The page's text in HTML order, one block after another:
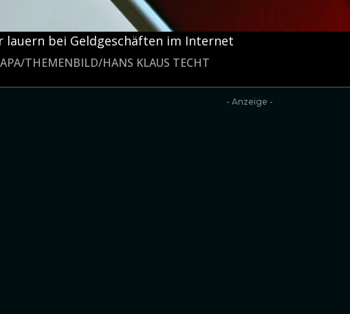
lauern bei Geldgeschäften im Internet
THEMENBILD/HANS KLAUS TECHT
- Anzeige -